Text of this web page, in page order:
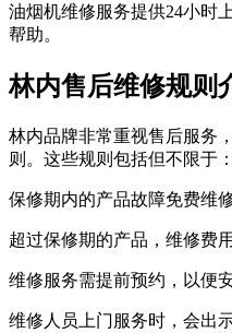
油烟机维修服务提供24小时
帮助。
林内售后维修规则
林内品牌非常重视售后服务
则。这些规则包括但不限于：
保修期内的产品故障免费维
超过保修期的产品，维修费
维修服务需提前预约，以便
维修人员上门服务时，会出